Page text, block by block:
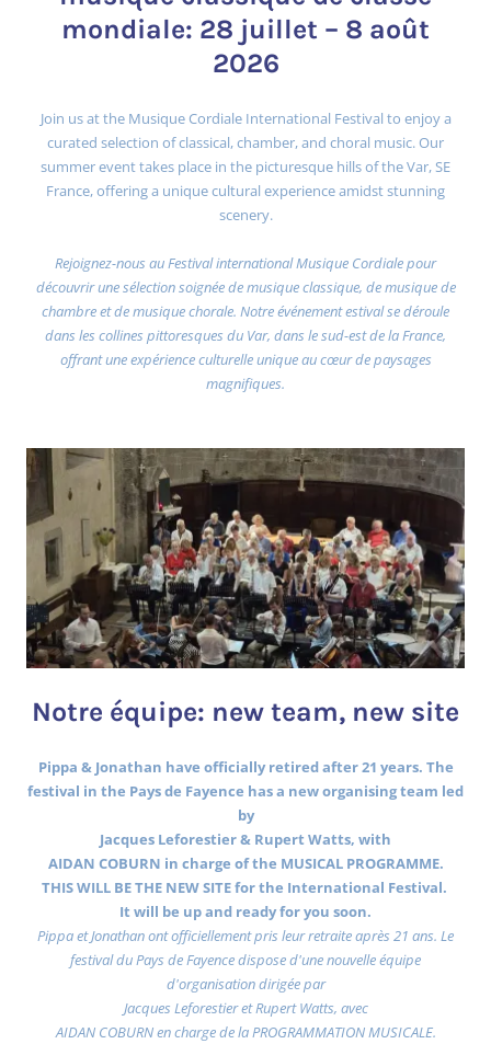
mondiale: 28 juillet – 8 août
2026
Join us at the Musique Cordiale International Festival to enjoy a
curated selection of classical, chamber, and choral music. Our
summer event takes place in the picturesque hills of the Var, SE
France, offering a unique cultural experience amidst stunning
scenery.
Rejoignez-nous au Festival international Musique Cordiale pour
découvrir une sélection soignée de musique classique, de musique de
chambre et de musique chorale. Notre événement estival se déroule
dans les collines pittoresques du Var, dans le sud-est de la France,
offrant une expérience culturelle unique au cœur de paysages
magnifiques.
Notre équipe: new team, new site
Pippa & Jonathan have officially retired after 21 years. The
festival in the Pays de Fayence has a new organising team led
by
Jacques Leforestier & Rupert Watts, with
AIDAN COBURN in charge of the MUSICAL PROGRAMME.
THIS WILL BE THE NEW SITE for the International Festival.
It will be up and ready for you soon.
Pippa et Jonathan ont officiellement pris leur retraite après 21 ans. Le
festival du Pays de Fayence dispose d'une nouvelle équipe
d'organisation dirigée par
Jacques Leforestier et Rupert Watts, avec
AIDAN COBURN en charge de la PROGRAMMATION MUSICALE.